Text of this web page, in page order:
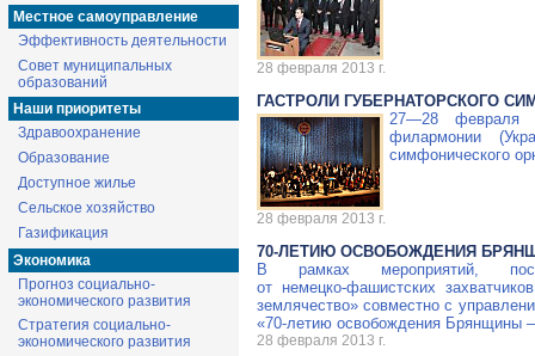
Местное самоуправление
Эффективность деятельности
Совет муниципальных
образований
Наши приоритеты
Здравоохранение
Образование
Доступное жилье
Сельское хозяйство
Газификация
Экономика
Прогноз социально-
экономического развития
Стратегия социально-
экономического развития
28 февраля 2013 г.
ГАСТРОЛИ ГУБЕРНАТОРСКОГО
27—28 февраля
филармонии
симфонического
28 февраля 2013 г.
70-ЛЕТИЮ ОСВОБОЖДЕНИЯ
В рамках мероприятий,
от немецко-фашистских
землячество» совместно с
«70-летию освобождения Брянщины
28 февраля 2013 г.